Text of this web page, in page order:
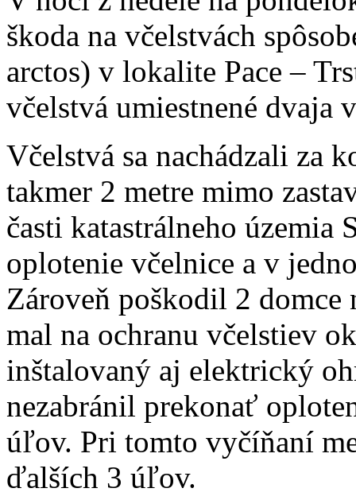
škoda na včelstvách
arctos) v lokalite Pace –
včelstvá umiestnené
Včelstvá sa nachádzali za
takmer 2 metre mimo
časti katastrálneho územia
oplotenie včelnice a v
Zároveň poškodil 2 domce
mal na ochranu včelstiev
inštalovaný aj elektrický
nezabránil prekonať
úľov. Pri tomto vyčíňaní
ďalších 3 úľov.